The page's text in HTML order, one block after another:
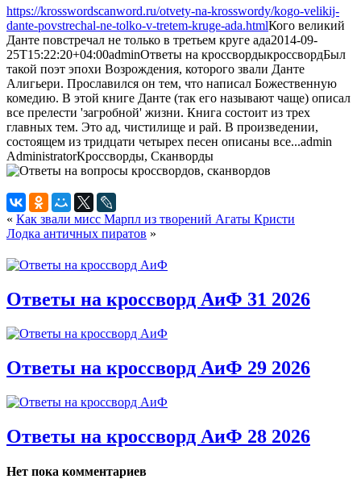
https://krosswordscanword.ru/otvety-na-krosswordy/kogo-velikij-
dante-povstrechal-ne-tolko-v-tretem-kruge-ada.htmlКого великий
Данте повстречал не только в третьем круге ада2014-09-
25T15:22:20+04:00adminОтветы на кроссвордыкроссвордБыл
такой поэт эпохи Возрождения, которого звали Данте
Алигьери. Прославился он тем, что написал Божественную
комедию. В этой книге Данте (так его называют чаще) описал
все прелести 'загробной' жизни. Книга состоит из трех
главных тем. Это ад, чистилище и рай. В произведении,
состоящем из тридцати четырех песен описаны все...admin
AdministratorКроссворды, Сканворды
« Как звали мисс Марпл из творений Агаты Кристи
Лодка античных пиратов »
Ответы на кроссворд АиФ 31 2026
Ответы на кроссворд АиФ 29 2026
Ответы на кроссворд АиФ 28 2026
Нет пока комментариев